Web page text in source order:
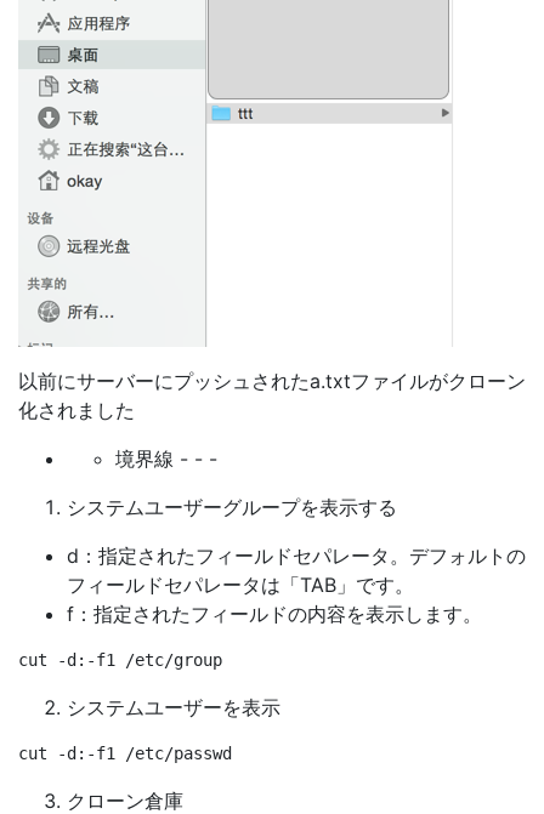
以前にサーバーにプッシュされたa.txtファイルがクローン
化されました
境界線 - - -
システムユーザーグループを表示する
d：指定されたフィールドセパレータ。デフォルトの
フィールドセパレータは「TAB」です。
f：指定されたフィールドの内容を表示します。
システムユーザーを表示
クローン倉庫